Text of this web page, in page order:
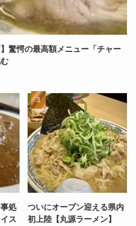
驚愕の最高額メニュー「チャー
処
ス
ついにオープン迎える県内
初上陸【丸源ラーメン】